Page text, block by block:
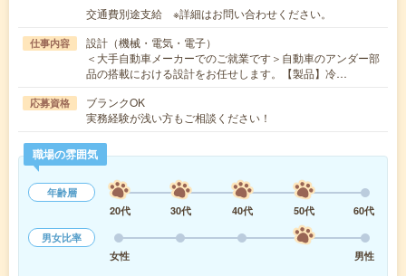
交通費別途支給 ※詳細はお問い合わせください。
仕事内容
設計（機械・電気・電子）
＜大手自動車メーカーでのご就業です＞自動車のアンダー部
品の搭載における設計をお任せします。【製品】冷…
応募資格
ブランクOK
実務経験が浅い方もご相談ください！
職場の雰囲気
年齢層
20代
30代 40代 50代
60代
男女比率
女性
男性